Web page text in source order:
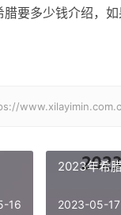
要多少钱介绍，
16
2023年希
2023-05-17